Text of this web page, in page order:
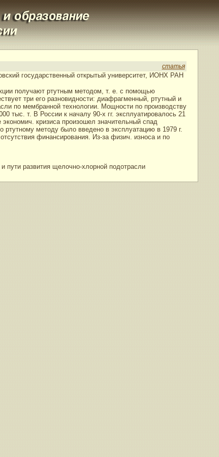
статья
государственный открытый университет, ИОНХ РАН
получают ртутным методом, т. е. с помощью
три его разновидности: диафрагменный, ртутный и
по мембранной технологии. Мощности по производству
тыс. т. В России к началу 90-х гг. эксплуатировалось 21
кризиса произошел значительный спад
ртутному методу было введено в эксплуатацию в 1979 г.
финансирования. Из-за физич. износа и по
развития щелочно-хлорной подотрасли